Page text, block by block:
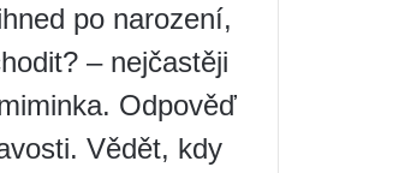
po narození,
– nejčastěji
Odpověď
Vědět, kdy